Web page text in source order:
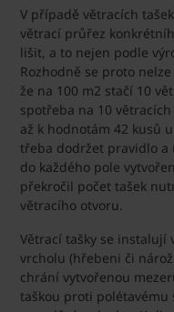
V případě větracích
větrací průřez
lišit, a to nejen podle
Rozhodně se proto
že na 100 m2 stačí 10
spotřeba na 10
až k hodnotám 42 kusů
třeba dodržet pravidlo
do každého pole
překročil počet tašek
větracího otvoru.
Větrací tašky se instalují
vrcholu (hřebeni či
chrání vytvořenou
taškou proti